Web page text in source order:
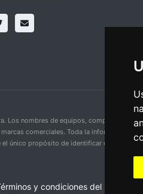
Los nombres de equipos,
comerciales. Toda la información
único propósito de identificar equipos y
y condiciones del servicio